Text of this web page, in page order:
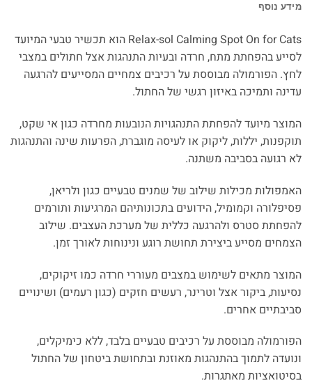
מידע נוסף
Relax-sol Calming Spot On for Cats הוא תכשיר טבעי המיועד
לסייע בהפחתת מתח, חרדה ובעיות התנהגות אצל חתולים במצבי
לחץ. הפורמולה מבוססת על רכיבים צמחיים המסייעים להרגעה
עדינה ותמיכה באיזון רגשי של החתול.
המוצר מיועד להפחתת התנהגויות הנובעות מחרדה כגון אי שקט,
תוקפנות, יללות, ליקוק או לעיסה מוגברת, הפרעות שינה והתנהגות
לא רגועה בסביבה משתנה.
האמפולות מכילות שילוב של שמנים טבעיים כגון ולריאן,
פסיפלורה וקמומיל, הידועים בתכונותיהם המרגיעות ותורמים
להפחתת סטרס ולהרגעה כללית של מערכת העצבים. שילוב
הצמחים מסייע ביצירת תחושת רוגע ונינוחות לאורך זמן.
המוצר מתאים לשימוש במצבים מעוררי חרדה כמו זיקוקים,
נסיעות, ביקור אצל וטרינר, רעשים חזקים (כגון רעמים) ושינויים
סביבתיים אחרים.
הפורמולה מבוססת על רכיבים טבעיים בלבד, ללא כימיקלים,
ונועדה לתמוך בהתנהגות מאוזנת ובתחושת ביטחון של החתול
בסיטואציות מאתגרות.